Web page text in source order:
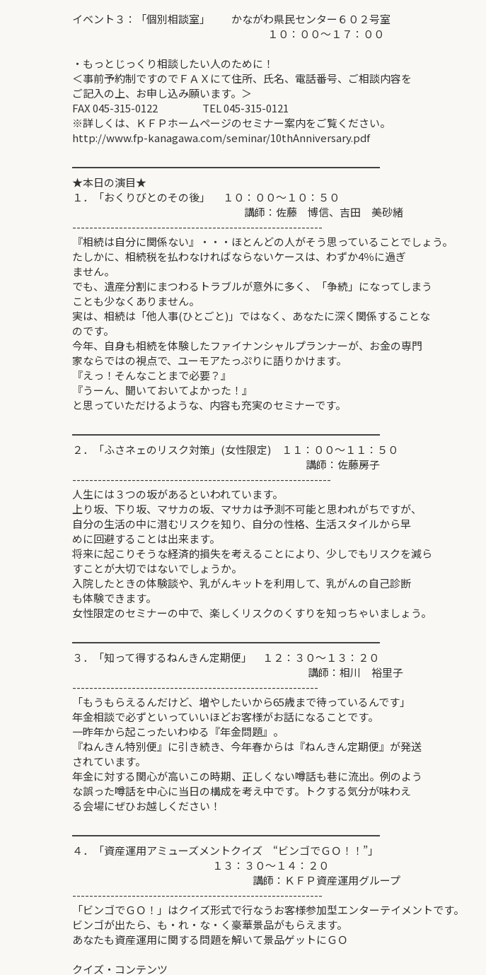
イベント３：「個別相談室」 かながわ県民センター６０２号室
１０：００～１７：００
・もっとじっくり相談したい人のために！
＜事前予約制ですのでＦＡＸにて住所、氏名、電話番号、ご相談内容を
ご記入の上、お申し込み願います。＞
FAX 045-315-0122 TEL 045-315-0121
※詳しくは、ＫＦＰホームページのセミナー案内をご覧ください。
http://www.fp-kanagawa.com/seminar/10thAnniversary.pdf
━━━━━━━━━━━━━━━━━━━━━━━━━━━━━
★本日の演目★
１．「おくりびとのその後」 １０：００～１０：５０
講師：佐藤 博信、吉田 美砂緒
-----------------------------------------------------------
『相続は自分に関係ない』・・・ほとんどの人がそう思っていることでしょう。
たしかに、相続税を払わなければならないケースは、わずか4％に過ぎ
ません。
でも、遺産分割にまつわるトラブルが意外に多く、「争続」になってしまう
ことも少なくありません。
実は、相続は「他人事(ひとごと)」ではなく、あなたに深く関係することな
のです。
今年、自身も相続を体験したファイナンシャルプランナーが、お金の専門
家ならではの視点で、ユーモアたっぷりに語りかけます。
『えっ！そんなことまで必要？』
『うーん、聞いておいてよかった！』
と思っていただけるような、内容も充実のセミナーです。
━━━━━━━━━━━━━━━━━━━━━━━━━━━━━
２．「ふさネェのリスク対策」(女性限定) １１：００～１１：５０
講師：佐藤房子
-------------------------------------------------------------
人生には３つの坂があるといわれています。
上り坂、下り坂、マサカの坂、マサカは予測不可能と思われがちですが、
自分の生活の中に潜むリスクを知り、自分の性格、生活スタイルから早
めに回避することは出来ます。
将来に起こりそうな経済的損失を考えることにより、少しでもリスクを減ら
すことが大切ではないでしょうか。
入院したときの体験談や、乳がんキットを利用して、乳がんの自己診断
も体験できます。
女性限定のセミナーの中で、楽しくリスクのくすりを知っちゃいましょう。
━━━━━━━━━━━━━━━━━━━━━━━━━━━━━
３．「知って得するねんきん定期便」 １２：３０～１３：２０
講師：相川 裕里子
----------------------------------------------------------
「もうもらえるんだけど、増やしたいから65歳まで待っているんです」
年金相談で必ずといっていいほどお客様がお話になることです。
一昨年から起こったいわゆる『年金問題』。
『ねんきん特別便』に引き続き、今年春からは『ねんきん定期便』が発送
されています。
年金に対する関心が高いこの時期、正しくない噂話も巷に流出。例のよう
な誤った噂話を中心に当日の構成を考え中です。トクする気分が味わえ
る会場にぜひお越しください！
━━━━━━━━━━━━━━━━━━━━━━━━━━━━━
４．「資産運用アミューズメントクイズ “ビンゴでＧＯ！！”」
１３：３０～１４：２０
講師：ＫＦＰ資産運用グループ
-----------------------------------------------------------
「ビンゴでＧＯ！」はクイズ形式で行なうお客様参加型エンターテイメントです。
ビンゴが出たら、も・れ・な・く豪華景品がもらえます。
あなたも資産運用に関する問題を解いて景品ゲットにＧＯ
クイズ・コンテンツ